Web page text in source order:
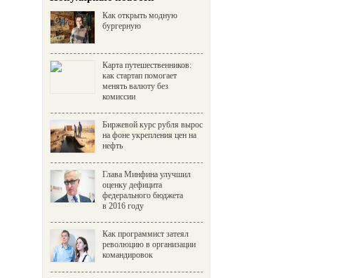
Как открыть модную
бургерную
Карта путешественников:
как стартап помогает
менять валюту без
комиссии
Биржевой курс рубля вырос
на фоне укрепления цен на
нефть
Глава Минфина улучшил
оценку дефицита
федерального бюджета
в 2016 году
Как программист затеял
революцию в организации
командировок